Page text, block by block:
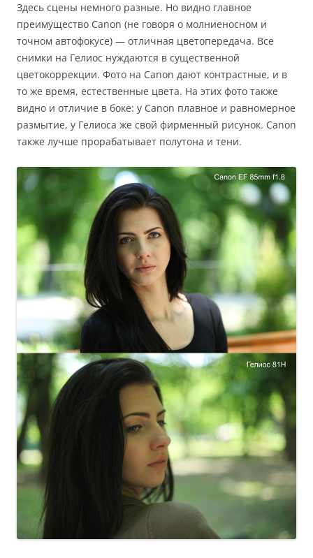
Здесь сцены немного разные. Но видно главное
преимущество Canon (не говоря о молниеносном и
точном автофокусе) — отличная цветопередача. Все
снимки на Гелиос нуждаются в существенной
цветокоррекции. Фото на Canon дают контрастные, и в
то же время, естественные цвета. На этих фото также
видно и отличие в боке: у Canon плавное и равномерное
размытие, у Гелиоса же свой фирменный рисунок. Canon
также лучше прорабатывает полутона и тени.